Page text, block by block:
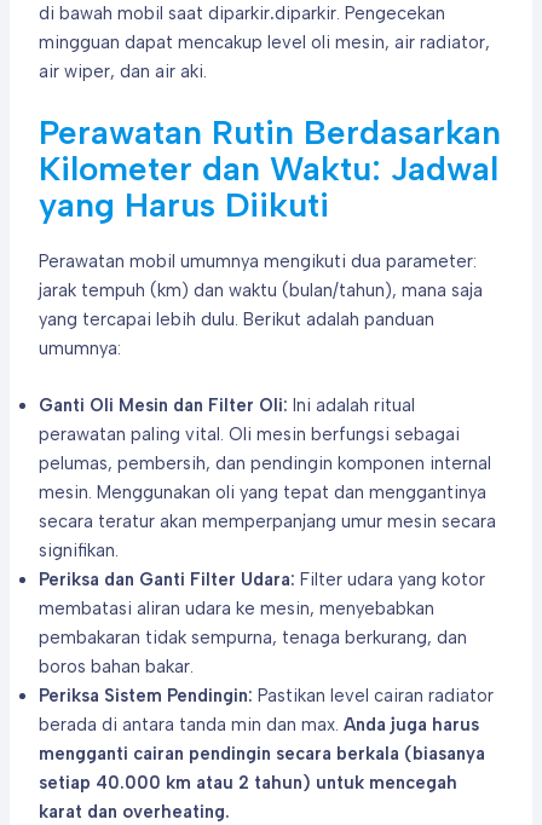
di bawah mobil saat diparkir.diparkir. Pengecekan
mingguan dapat mencakup level oli mesin, air radiator,
air wiper, dan air aki.
Perawatan Rutin Berdasarkan
Kilometer dan Waktu: Jadwal
yang Harus Diikuti
Perawatan mobil umumnya mengikuti dua parameter:
jarak tempuh (km) dan waktu (bulan/tahun), mana saja
yang tercapai lebih dulu. Berikut adalah panduan
umumnya:
Ganti Oli Mesin dan Filter Oli: Ini adalah ritual
perawatan paling vital. Oli mesin berfungsi sebagai
pelumas, pembersih, dan pendingin komponen internal
mesin. Menggunakan oli yang tepat dan menggantinya
secara teratur akan memperpanjang umur mesin secara
signifikan.
Periksa dan Ganti Filter Udara: Filter udara yang kotor
membatasi aliran udara ke mesin, menyebabkan
pembakaran tidak sempurna, tenaga berkurang, dan
boros bahan bakar.
Periksa Sistem Pendingin: Pastikan level cairan radiator
berada di antara tanda min dan max. Anda juga harus
mengganti cairan pendingin secara berkala (biasanya
setiap 40.000 km atau 2 tahun) untuk mencegah
karat dan overheating.